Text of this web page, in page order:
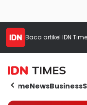
Baca artikel IDN
HomeNewsBusiness